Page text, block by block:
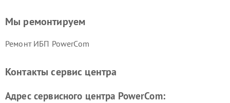
Мы ремонтируем
Ремонт ИБП PowerCom
Контакты сервис центра
Адрес сервисного центра PowerCom: